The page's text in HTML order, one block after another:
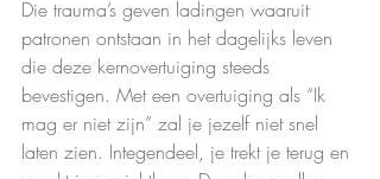
Die trauma’s geven ladingen waaruit
patronen ontstaan in het dagelijks leven
die deze kernovertuiging steeds
bevestigen. Met een overtuiging als “Ik
mag er niet zijn” zal je jezelf niet snel
laten zien. Integendeel, je trekt je terug en